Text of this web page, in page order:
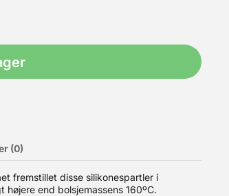
(0)
fremstillet disse silikonespartler i
end bolsjemassens 160ºC.